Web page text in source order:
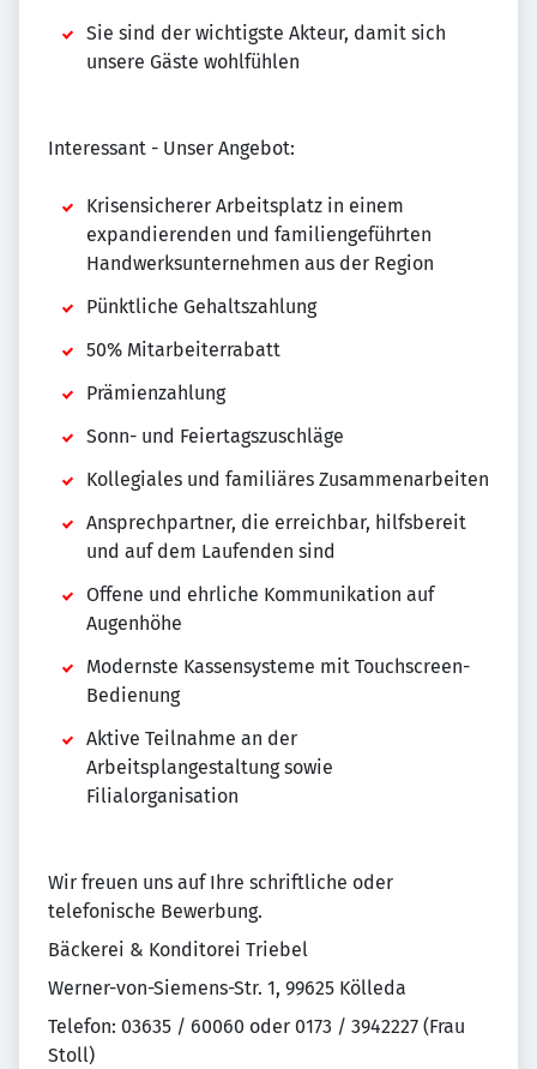
Sie sind der wichtigste Akteur, damit sich
unsere Gäste wohlfühlen
Interessant - Unser Angebot:
Krisensicherer Arbeitsplatz in einem
expandierenden und familiengeführten
Handwerksunternehmen aus der Region
Pünktliche Gehaltszahlung
50% Mitarbeiterrabatt
Prämienzahlung
Sonn- und Feiertagszuschläge
Kollegiales und familiäres Zusammenarbeiten
Ansprechpartner, die erreichbar, hilfsbereit
und auf dem Laufenden sind
Offene und ehrliche Kommunikation auf
Augenhöhe
Modernste Kassensysteme mit Touchscreen-
Bedienung
Aktive Teilnahme an der
Arbeitsplangestaltung sowie
Filialorganisation
Wir freuen uns auf Ihre schriftliche oder
telefonische Bewerbung.
Bäckerei & Konditorei Triebel
Werner-von-Siemens-Str. 1, 99625 Kölleda
Telefon: 03635 / 60060 oder 0173 / 3942227 (Frau
Stoll)